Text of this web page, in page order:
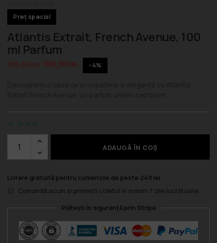
Preț special
Atlantis Extrait, French Avenue, 100
ml Parfum
196,00 lei 189,00 lei -4%
În stoc
ADAUGĂ ÎN COȘ
Livrare gratuită pentru comenzile de peste 249 lei
Comandă acum și primești coletul în maxim 7 zile lucrătoare
Plătești în siguranță prin Stripe